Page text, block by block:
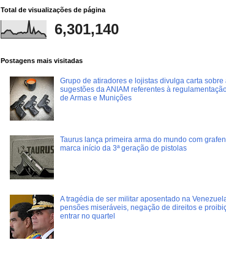
Total de visualizações de página
6,301,140
Postagens mais visitadas
Grupo de atiradores e lojistas divulga carta sobre
sugestões da ANIAM referentes à
de Armas e Munições
Taurus lança primeira arma do mundo com
marca início da 3ª geração de pistolas
A tragédia de ser militar aposentado na
pensões miseráveis, negação de direitos e
entrar no quartel